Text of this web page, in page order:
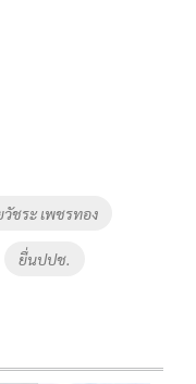
วัชระ เพชรทอง
ยื่นปปช.